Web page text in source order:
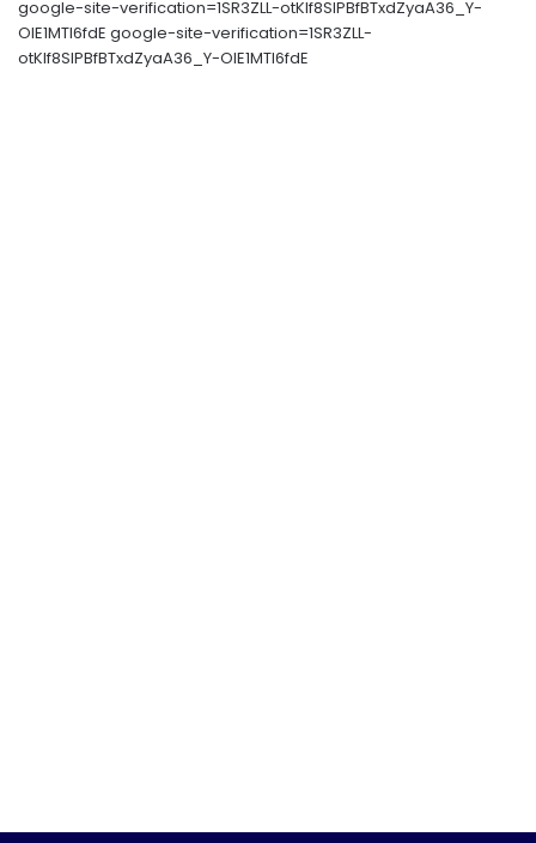
google-site-verification=1SR3ZLL-otKIf8SlPBfBTxdZyaA36_Y-
OIE1MTl6fdE google-site-verification=1SR3ZLL-
otKIf8SlPBfBTxdZyaA36_Y-OIE1MTl6fdE